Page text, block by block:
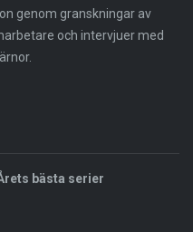
genom granskningar av
och intervjuer med
bästa serier